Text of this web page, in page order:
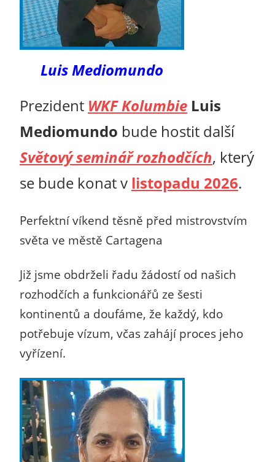
Luis Mediomundo
Prezident WKF Kolumbie Luis
Mediomundo bude hostit další
Světový seminář rozhodčích, který
se bude konat v listopadu 2026.
Perfektní víkend těsně před mistrovstvím
světa ve městě Cartagena
Již jsme obdrželi řadu žádostí od našich
rozhodčích a funkcionářů ze šesti
kontinentů a doufáme, že každý, kdo
potřebuje vízum, včas zahájí proces jeho
vyřízení.